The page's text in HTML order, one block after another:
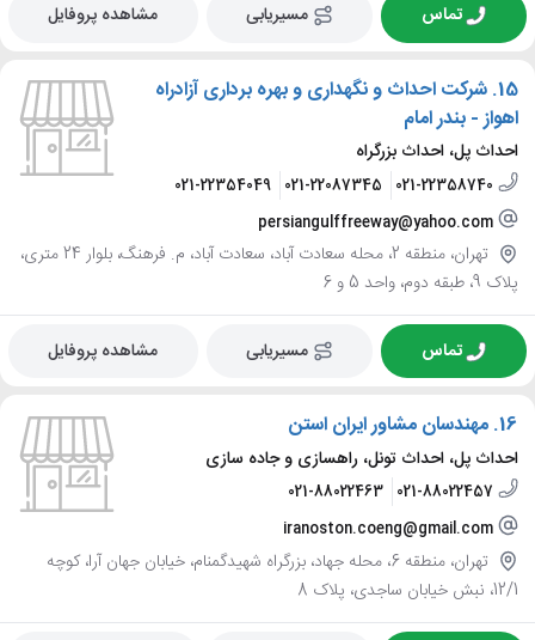
تماس مسیریابی مشاهده پروفایل
15. شرکت احداث و نگهداری و بهره برداری آزادراه
اهواز - بندر امام
احداث پل، احداث بزرگراه
021-22358740
021-22087345
021-22354049
persiangulffreeway@yahoo.com
تهران، منطقه 2، محله سعادت آباد، سعادت آباد، م. فرهنگ، بلوار 24 متری،
پلاک 9، طبقه دوم، واحد 5 و 6
تماس مسیریابی مشاهده پروفایل
16. مهندسان مشاور ایران استن
احداث پل، احداث تونل، راهسازی و جاده سازی
021-88022457
021-88022463
iranoston.coeng@gmail.com
تهران، منطقه 6، محله جهاد، بزرگراه شهیدگمنام، خیابان جهان آرا، کوچه
12/1، نبش خیابان ساجدی، پلاک 8